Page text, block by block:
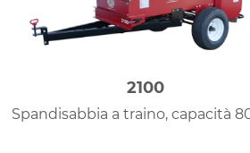
2100
Spandisabbia a traino, capacità